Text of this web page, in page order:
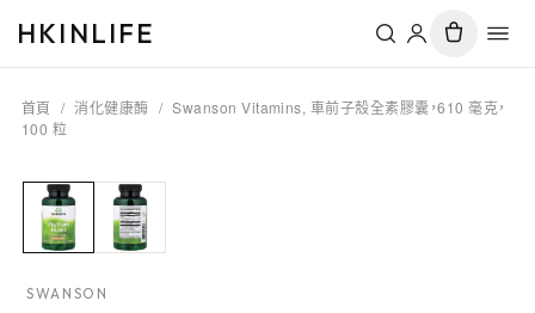
HKINLIFE
首頁 / 消化健康酶 / Swanson Vitamins, 車前子殼全素膠囊，610 毫克，
100 粒
SWANSON